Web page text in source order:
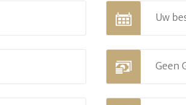
Uw
Geen